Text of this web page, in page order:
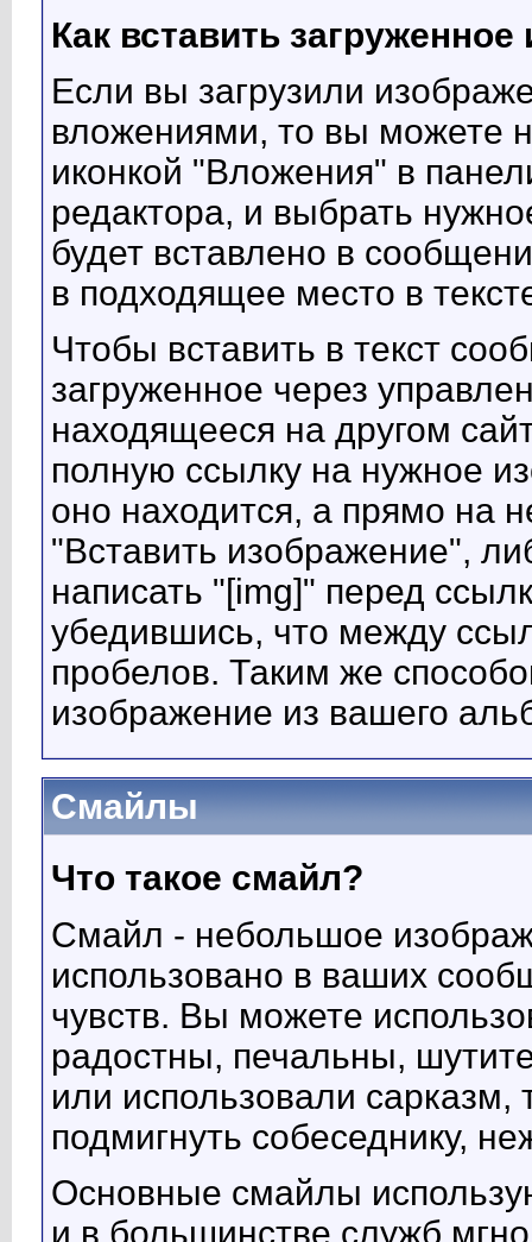
Как вставить
Если вы загрузили
вложениями, то вы можете
иконкой "Вложения" в
редактора, и выбрать
будет вставлено в
в подходящее место в
Чтобы вставить в текст
загруженное через
находящееся на другом
полную ссылку на нужное
оно находится, а прямо на
"Вставить изображение",
написать "[img]" перед
убедившись, что между
пробелов. Таким же
изображение из вашего
Смайлы
Что такое смайл?
Смайл - небольшое
использовано в ваших
чувств. Вы можете
радостны, печальны,
или использовали сарказм,
подмигнуть собеседнику,
Основные смайлы
и в большинстве служб